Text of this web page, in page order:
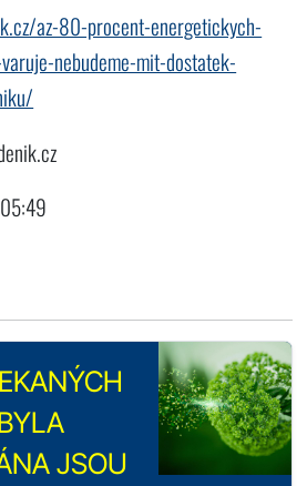
az-80-procent-energetickych-
nebudeme-mit-dostatek-
05:49
JSOU